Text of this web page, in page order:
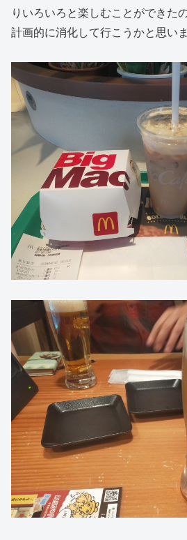
りいろいろと楽しむことができた
計画的に消化して行こうかと思いま